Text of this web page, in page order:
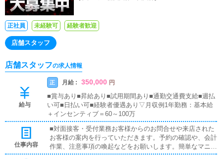
正社員 未経験可 経験者歓迎
店舗スタッフ
店舗スタッフの求人情報
給与
正 月給 : 350,000 円
■賞与あり■昇給あり■試用期間あり■通勤交通費支給■週払
い可■日払い可■経験者優遇あり▽月収例1年勤務：基本給
＋インセンティブ＝60～100万
仕事内容
■対面接客・受付業務お客様からのお問合せや来店された
お客様の案内を行っていただきます。予約の確認や、会計
作業、注意事項の喚起などをお願いします。簡単なマニュ
アルや、先輩スタッフに付いて業務内容を見ながら徐々に